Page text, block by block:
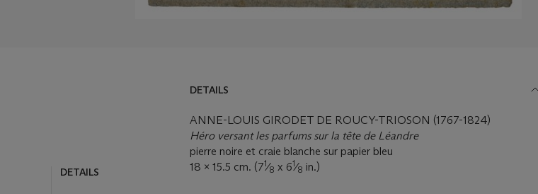
DETAILS
DETAILS
ANNE-LOUIS GIRODET DE ROUCY-TRIOSON (1767-1824)
Héro versant les parfums sur la tête de Léandre
pierre noire et craie blanche sur papier bleu
18 x 15.5 cm. (71⁄8 x 61⁄8 in.)